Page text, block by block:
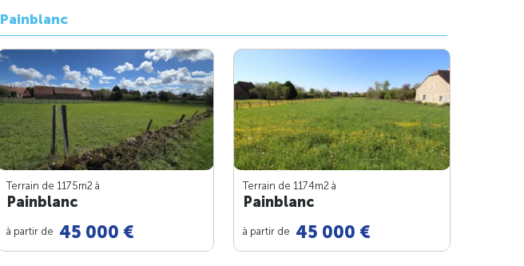
Painblanc
Terrain de 1175m2 à
Painblanc
à partir de 45 000 €
Terrain de 1174m2 à
Painblanc
à partir de 45 000 €